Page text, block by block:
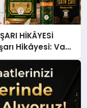
HİKÂYESİ
Hikâyesi: Van